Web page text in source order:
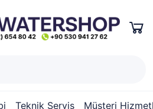
Teknik Servis Müşteri